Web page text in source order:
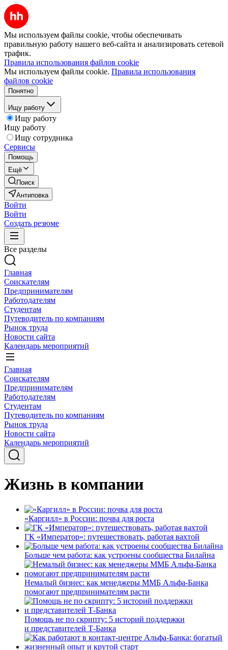
Мы используем файлы cookie, чтобы обеспечивать
правильную работу нашего веб-сайта и анализировать сетевой
трафик.
Правила использования файлов cookie
Мы используем файлы cookie. Правила использования
файлов cookie
Понятно
Ищу работу
Ищу работу
Ищу работу
Ищу сотрудника
Сервисы
Помощь
Ещё
Поиск
Антиповка
Войти
Войти
Создать резюме
Все разделы
Главная
Соискателям
Предпринимателям
Работодателям
Студентам
Путеводитель по компаниям
Рынок труда
Новости сайта
Календарь мероприятий
Главная
Соискателям
Предпринимателям
Работодателям
Студентам
Путеводитель по компаниям
Рынок труда
Новости сайта
Календарь мероприятий
Жизнь в компании
«Каргилл» в России: почва для роста
ГК «Император»: путешествовать, работая вахтой
Больше чем работа: как устроены сообщества Билайна
Немалый бизнес: как менеджеры ММБ Альфа-Банка
помогают предпринимателям расти
Помощь не по скрипту: 5 историй поддержки
и представителей Т-Банка